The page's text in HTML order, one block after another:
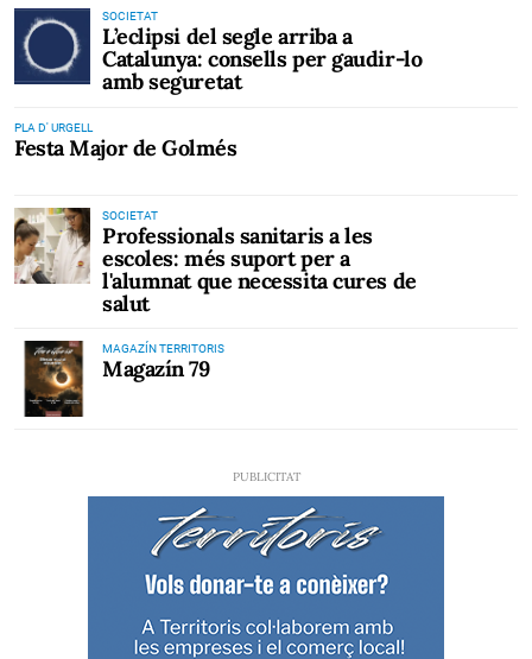
SOCIETAT
L’eclipsi del segle arriba a
Catalunya: consells per gaudir-lo
amb seguretat
PLA D' URGELL
Festa Major de Golmés
SOCIETAT
Professionals sanitaris a les
escoles: més suport per a
l'alumnat que necessita cures de
salut
MAGAZÍN TERRITORIS
Magazín 79